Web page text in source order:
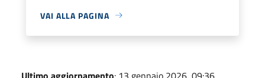
VAI ALLA PAGINA